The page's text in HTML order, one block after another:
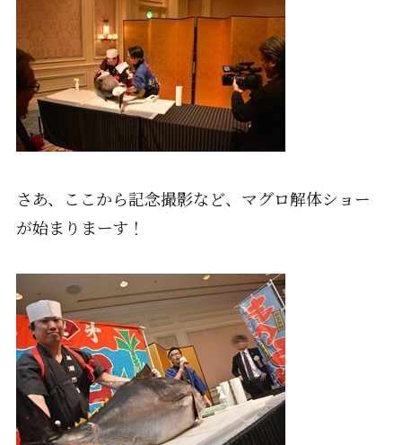
さあ、ここから記念撮影など、マグロ解体ショー
が始まりまーす！